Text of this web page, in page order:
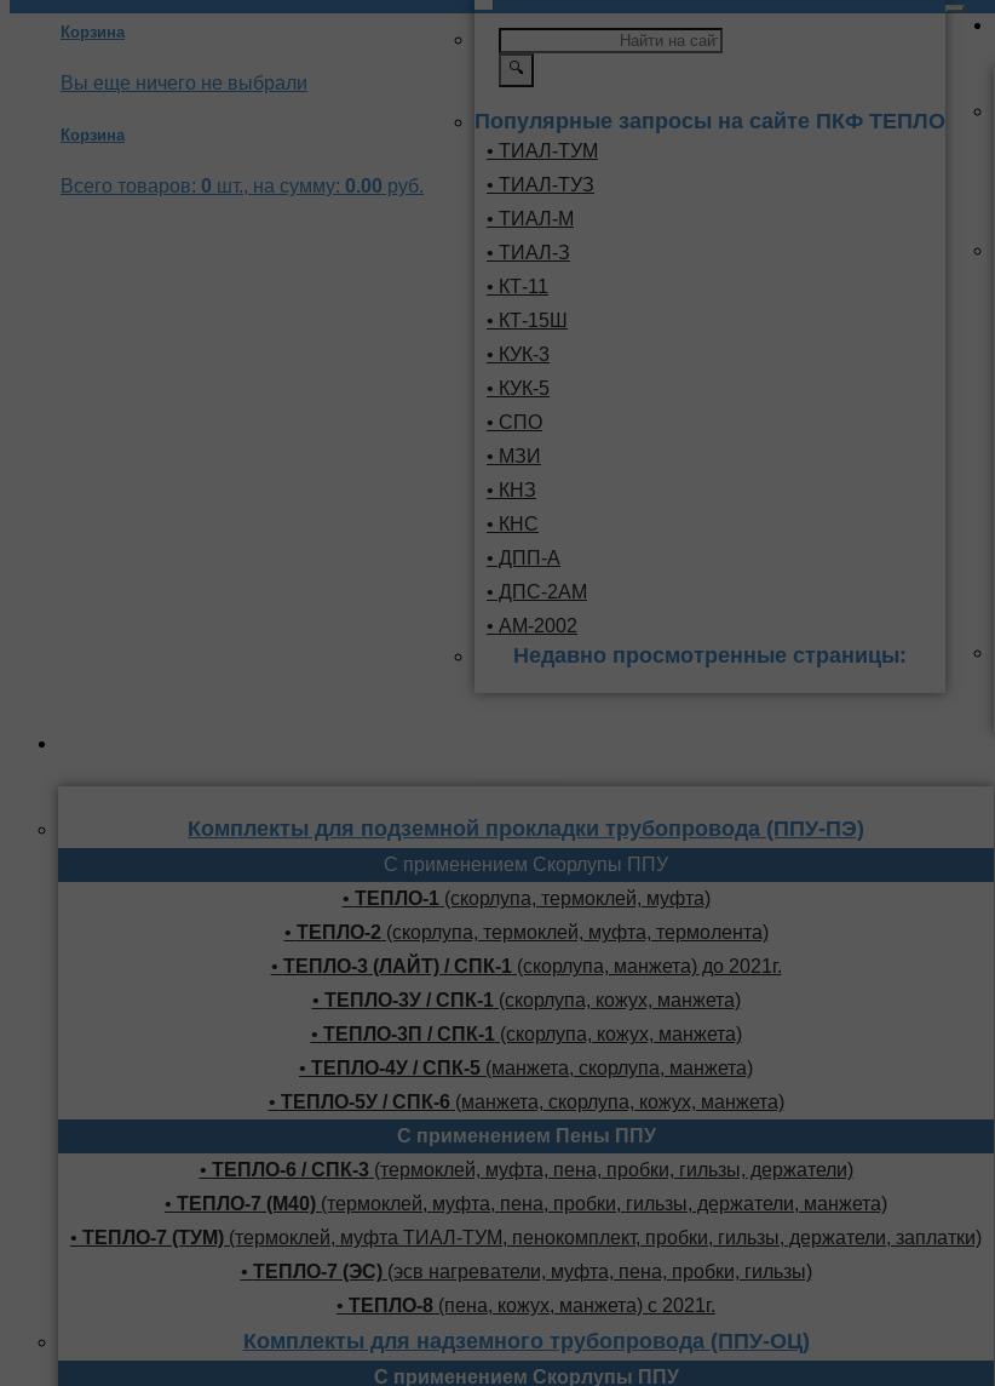
Корзина
Вы еще ничего не выбрали
Корзина
Всего товаров: 0 шт., на сумму: 0.00 руб.
🔍
Популярные запросы на сайте ПКФ ТЕПЛО
• ТИАЛ-ТУМ
• ТИАЛ-ТУЗ
• ТИАЛ-М
• ТИАЛ-З
• КТ-11
• КТ-15Ш
• КУК-3
• КУК-5
• СПО
• МЗИ
• КНЗ
• КНС
• ДПП-А
• ДПС-2АМ
• АМ-2002
Недавно просмотренные страницы:
Комплекты для подземной прокладки трубопровода (ППУ-ПЭ)
С применением Скорлупы ППУ
• ТЕПЛО-1 (скорлупа, термоклей, муфта)
• ТЕПЛО-2 (скорлупа, термоклей, муфта, термолента)
• ТЕПЛО-3 (ЛАЙТ) / СПК-1 (скорлупа, манжета) до 2021г.
• ТЕПЛО-3У / СПК-1 (скорлупа, кожух, манжета)
• ТЕПЛО-3П / СПК-1 (скорлупа, кожух, манжета)
• ТЕПЛО-4У / СПК-5 (манжета, скорлупа, манжета)
• ТЕПЛО-5У / СПК-6 (манжета, скорлупа, кожух, манжета)
С применением Пены ППУ
• ТЕПЛО-6 / СПК-3 (термоклей, муфта, пена, пробки, гильзы, держатели)
• ТЕПЛО-7 (М40) (термоклей, муфта, пена, пробки, гильзы, держатели, манжета)
• ТЕПЛО-7 (ТУМ) (термоклей, муфта ТИАЛ-ТУМ, пенокомплект, пробки, гильзы, держатели, заплатки)
• ТЕПЛО-7 (ЭС)(эсв нагреватели, муфта, пена, пробки, гильзы)
• ТЕПЛО-8 (пена, кожух, манжета) с 2021г.
Комплекты для надземного трубопровода (ППУ-ОЦ)
С применением Скорлупы ППУ